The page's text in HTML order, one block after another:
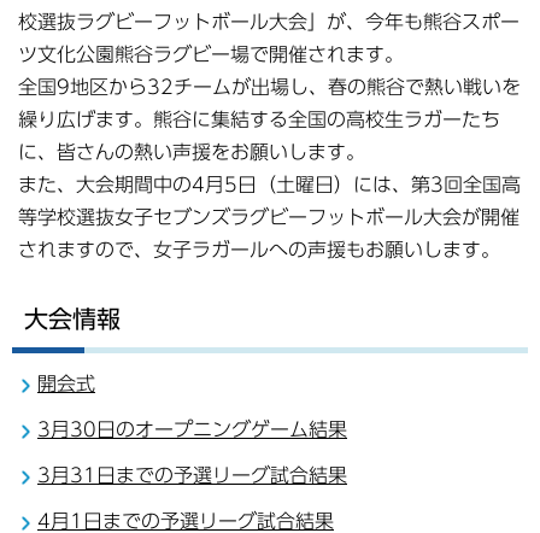
校選抜ラグビーフットボール大会」が、今年も熊谷スポー
ツ文化公園熊谷ラグビー場で開催されます。
全国9地区から32チームが出場し、春の熊谷で熱い戦いを
繰り広げます。熊谷に集結する全国の高校生ラガーたち
に、皆さんの熱い声援をお願いします。
また、大会期間中の4月5日（土曜日）には、第3回全国高
等学校選抜女子セブンズラグビーフットボール大会が開催
されますので、女子ラガールへの声援もお願いします。
大会情報
開会式
3月30日のオープニングゲーム結果
3月31日までの予選リーグ試合結果
4月1日までの予選リーグ試合結果